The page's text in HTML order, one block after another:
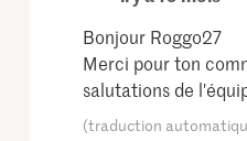
Bonjour Roggo27
Merci pour ton
salutations de
(traduction